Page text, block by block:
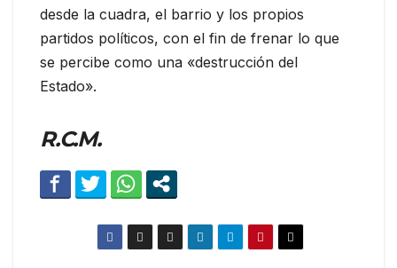
desde la cuadra, el barrio y los propios
partidos políticos, con el fin de frenar lo que
se percibe como una «destrucción del
Estado».
R.C.M.